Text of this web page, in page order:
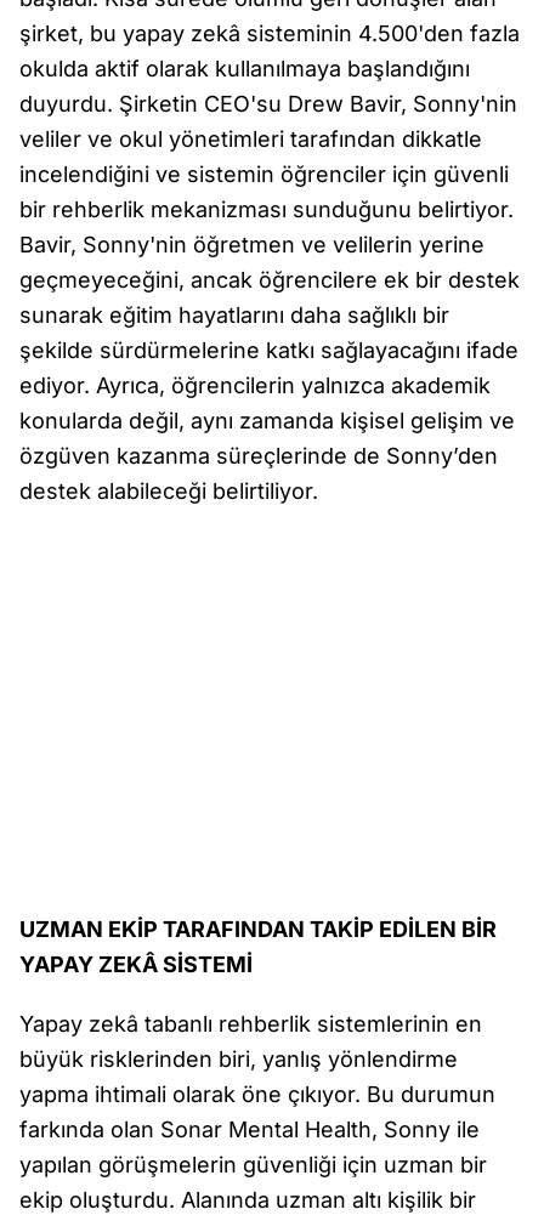
şirket, bu yapay zekâ sisteminin 4.500'den fazla
okulda aktif olarak kullanılmaya başlandığını
duyurdu. Şirketin CEO'su Drew Bavir, Sonny'nin
veliler ve okul yönetimleri tarafından dikkatle
incelendiğini ve sistemin öğrenciler için güvenli
bir rehberlik mekanizması sunduğunu belirtiyor.
Bavir, Sonny'nin öğretmen ve velilerin yerine
geçmeyeceğini, ancak öğrencilere ek bir destek
sunarak eğitim hayatlarını daha sağlıklı bir
şekilde sürdürmelerine katkı sağlayacağını ifade
ediyor. Ayrıca, öğrencilerin yalnızca akademik
konularda değil, aynı zamanda kişisel gelişim ve
özgüven kazanma süreçlerinde de Sonny’den
destek alabileceği belirtiliyor.
UZMAN EKİP TARAFINDAN TAKİP EDİLEN BİR
YAPAY ZEKÂ SİSTEMİ
Yapay zekâ tabanlı rehberlik sistemlerinin en
büyük risklerinden biri, yanlış yönlendirme
yapma ihtimali olarak öne çıkıyor. Bu durumun
farkında olan Sonar Mental Health, Sonny ile
yapılan görüşmelerin güvenliği için uzman bir
ekip oluşturdu. Alanında uzman altı kişilik bir